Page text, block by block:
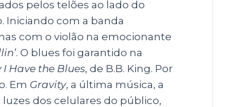
pelos telões ao lado do
Iniciando com a banda
com o violão na emocionante
. O blues foi garantido na
I Have the Blues, de B.B. King. Por
Em Gravity, a última música, a
dos celulares do público,